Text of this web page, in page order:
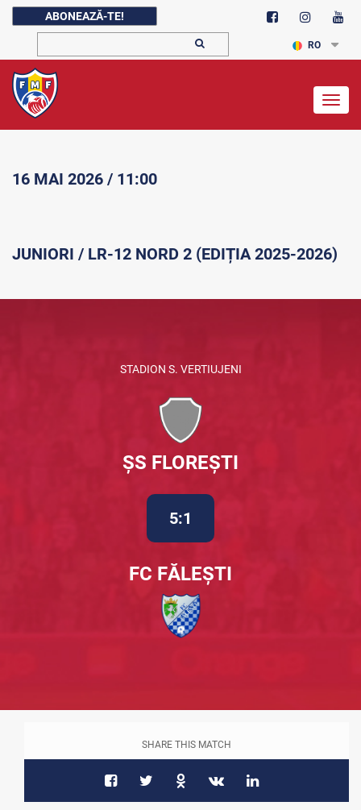
ABONEAZĂ-TE!
RO
16 MAI 2026 / 11:00
JUNIORI / LR-12 NORD 2 (EDIȚIA 2025-2026)
STADION S. VERTIUJENI
ȘS FLOREȘTI
5:1
FC FĂLEȘTI
SHARE THIS MATCH